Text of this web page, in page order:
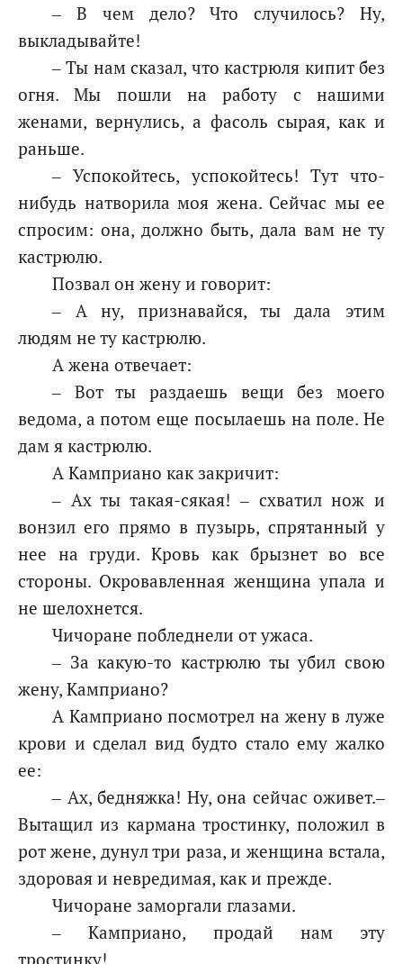
– В чем дело? Что случилось? Ну,
выкладывайте!
– Ты нам сказал, что кастрюля кипит без
огня. Мы пошли на работу с нашими
женами, вернулись, а фасоль сырая, как и
раньше.
– Успокойтесь, успокойтесь! Тут что-
нибудь натворила моя жена. Сейчас мы ее
спросим: она, должно быть, дала вам не ту
кастрюлю.
Позвал он жену и говорит:
– А ну, признавайся, ты дала этим
людям не ту кастрюлю.
А жена отвечает:
– Вот ты раздаешь вещи без моего
ведома, а потом еще посылаешь на поле. Не
дам я кастрюлю.
А Камприано как закричит:
– Ах ты такая-сякая! – схватил нож и
вонзил его прямо в пузырь, спрятанный у
нее на груди. Кровь как брызнет во все
стороны. Окровавленная женщина упала и
не шелохнется.
Чичоране побледнели от ужаса.
– За какую-то кастрюлю ты убил свою
жену, Камприано?
А Камприано посмотрел на жену в луже
крови и сделал вид будто стало ему жалко
ее:
– Ах, бедняжка! Ну, она сейчас оживет.–
Вытащил из кармана тростинку, положил в
рот жене, дунул три раза, и женщина встала,
здоровая и невредимая, как и прежде.
Чичоране заморгали глазами.
– Камприано, продай нам эту
тростинку!